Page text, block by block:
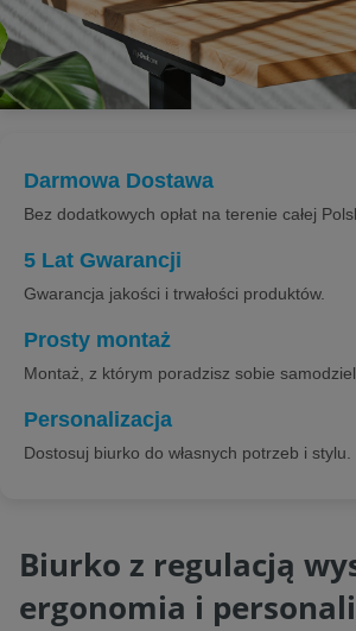
Darmowa Dostawa
Bez dodatkowych opłat na terenie całej
5 Lat Gwarancji
Gwarancja jakości i trwałości produktów.
Prosty montaż
Montaż, z którym poradzisz sobie
Personalizacja
Dostosuj biurko do własnych potrzeb i stylu.
Biurko z regulacją
ergonomia i